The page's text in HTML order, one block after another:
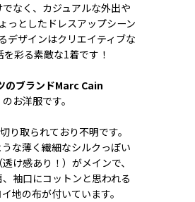
なく、カジュアルな外出や
っとしたドレスアップシーン
デザインはクリエイティブな
を彩る素敵な1着です！
のブランドMarc Cain
のお洋服です。
り取られており不明です。
な薄く繊細なシルクっぽい
け感あり！）がメインで、
袖口にコットンと思われる
地の布が付いています。